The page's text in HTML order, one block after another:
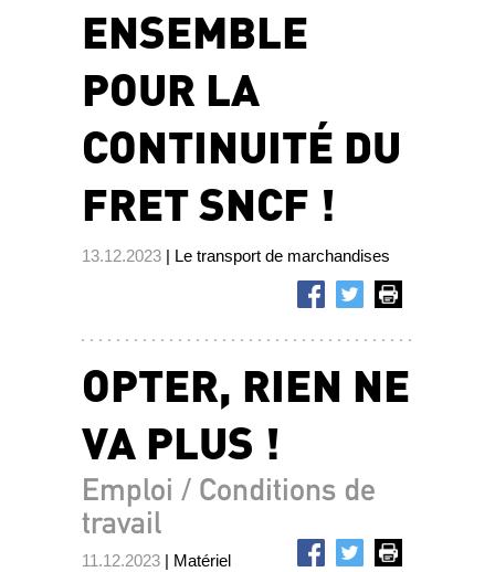
ENSEMBLE
POUR LA
CONTINUITÉ DU
FRET SNCF !
13.12.2023 | Le transport de marchandises
OPTER, RIEN NE
VA PLUS !
Emploi / Conditions de
travail
11.12.2023 | Matériel